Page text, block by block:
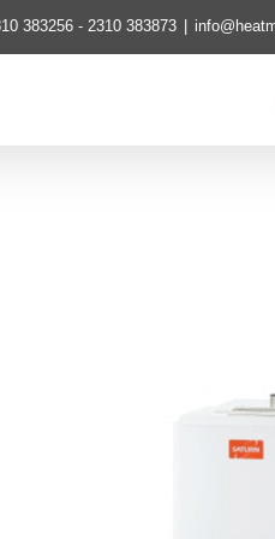
383256 - 2310 383873